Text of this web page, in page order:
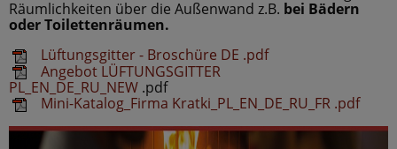
Räumlichkeiten über die Außenwand z.B. bei Bädern
oder Toilettenräumen.
Lüftungsgitter - Broschüre DE .pdf
Angebot LÜFTUNGSGITTER
PL_EN_DE_RU_NEW .pdf
Mini-Katalog_Firma Kratki_PL_EN_DE_RU_FR .pdf